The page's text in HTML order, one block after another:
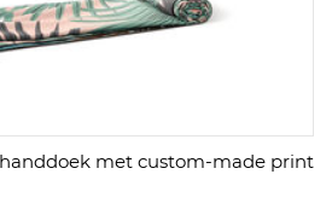
met custom-made print